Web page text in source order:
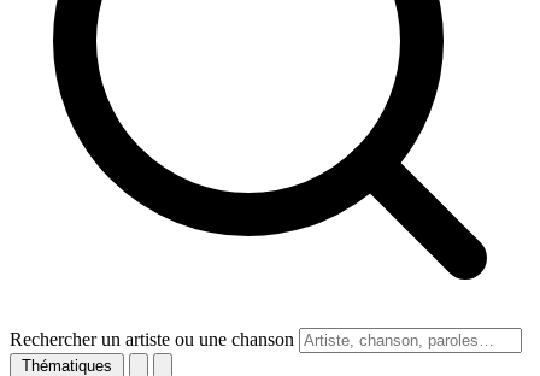
Rechercher un artiste ou une chanson
Thématiques